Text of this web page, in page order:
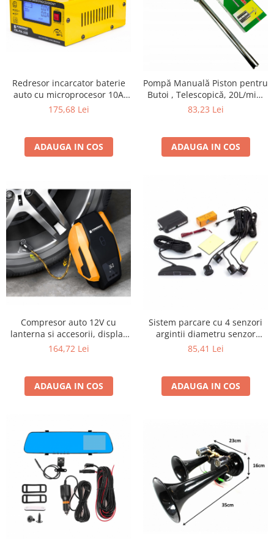
Redresor incarcator baterie
auto cu microprocesor 10A
220V 12-24V
175,68 Lei
ADAUGA IN COS
Pompă Manuală Piston pentru
Butoi , Telescopică, 20L/min,
pentru Ulei și Combustibil
83,23 Lei
ADAUGA IN COS
Compresor auto 12V cu
lanterna si accesorii, display
de control 8 bar
164,72 Lei
ADAUGA IN COS
Sistem parcare cu 4 senzori
argintii diametru senzor
18.5mm alarma display led
85,41 Lei
ADAUGA IN COS